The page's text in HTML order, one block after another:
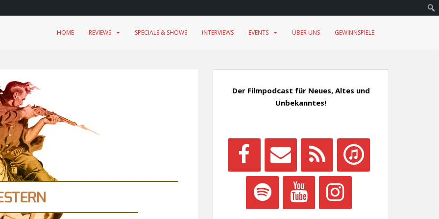
HOME REVIEWS SPECIALS & SHOWS INTERVIEWS EVENTS ÜBER UNS GEWINNSPIELE
Der Filmpodcast für Neues, Altes und
Unbekanntes!